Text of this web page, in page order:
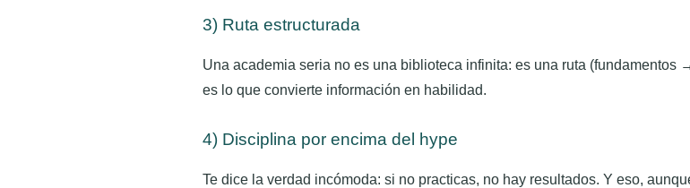
3) Ruta estructurada
Una academia seria no es una biblioteca infinita: es una ruta
es lo que convierte información en habilidad.
4) Disciplina por encima del hype
Te dice la verdad incómoda: si no practicas, no hay resultados. Y eso,